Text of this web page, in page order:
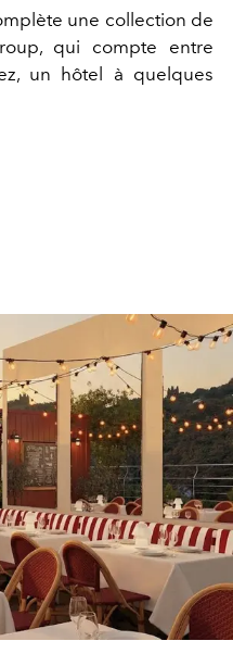
une collection de
qui compte entre
un hôtel à quelques